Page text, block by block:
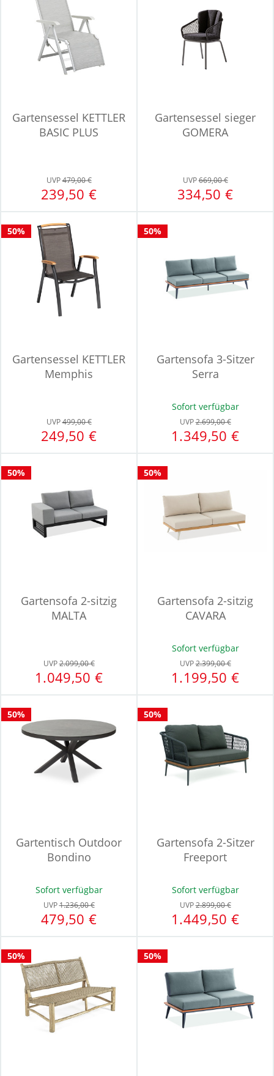
Gartensessel KETTLER
BASIC PLUS
UVP479,00 €
239,50 €
Gartensessel sieger
GOMERA
UVP669,00 €
334,50 €
50%
Gartensessel KETTLER
Memphis
UVP499,00 €
249,50 €
50%
Gartensofa 3-Sitzer
Serra
Sofort verfügbar
UVP2.699,00 €
1.349,50 €
50%
Gartensofa 2-sitzig
MALTA
UVP2.099,00 €
1.049,50 €
50%
Gartensofa 2-sitzig
CAVARA
Sofort verfügbar
UVP2.399,00 €
1.199,50 €
50%
Gartentisch Outdoor
Bondino
Sofort verfügbar
UVP1.236,00 €
479,50 €
50%
Gartensofa 2-Sitzer
Freeport
Sofort verfügbar
UVP2.899,00 €
1.449,50 €
50% 50%